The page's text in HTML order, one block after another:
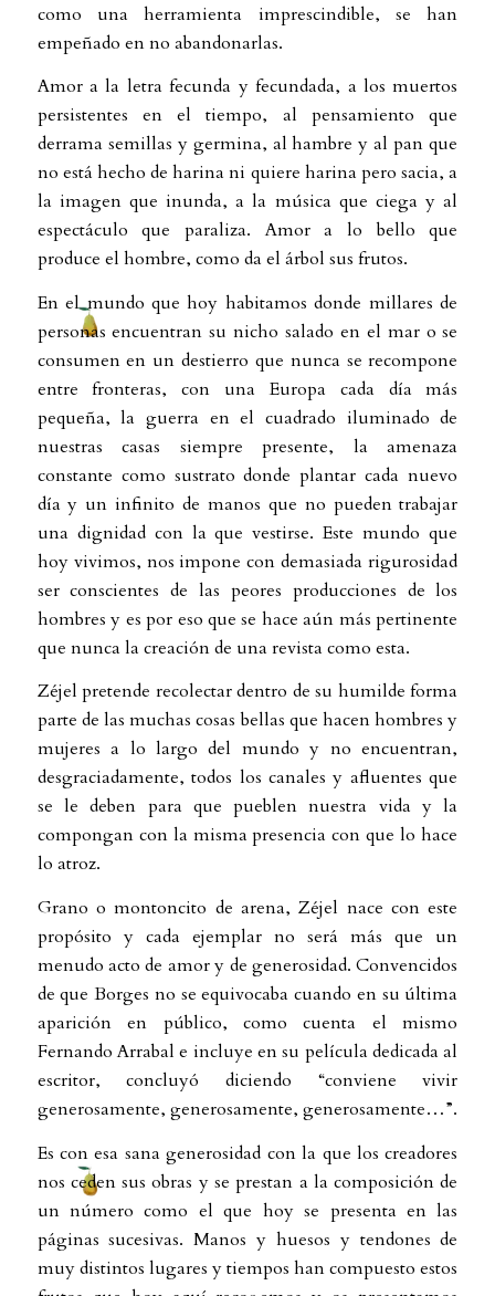
como una herramienta imprescindible, se han
empeñado en no abandonarlas.
Amor a la letra fecunda y fecundada, a los muertos
persistentes en el tiempo, al pensamiento que
derrama semillas y germina, al hambre y al pan que
no está hecho de harina ni quiere harina pero sacia, a
la imagen que inunda, a la música que ciega y al
espectáculo que paraliza. Amor a lo bello que
produce el hombre, como da el árbol sus frutos.
En el mundo que hoy habitamos donde millares de
personas encuentran su nicho salado en el mar o se
consumen en un destierro que nunca se recompone
entre fronteras, con una Europa cada día más
pequeña, la guerra en el cuadrado iluminado de
nuestras casas siempre presente, la amenaza
constante como sustrato donde plantar cada nuevo
día y un infinito de manos que no pueden trabajar
una dignidad con la que vestirse. Este mundo que
hoy vivimos, nos impone con demasiada rigurosidad
ser conscientes de las peores producciones de los
hombres y es por eso que se hace aún más pertinente
que nunca la creación de una revista como esta.
Zéjel pretende recolectar dentro de su humilde forma
parte de las muchas cosas bellas que hacen hombres y
mujeres a lo largo del mundo y no encuentran,
desgraciadamente, todos los canales y afluentes que
se le deben para que pueblen nuestra vida y la
compongan con la misma presencia con que lo hace
lo atroz.
Grano o montoncito de arena, Zéjel nace con este
propósito y cada ejemplar no será más que un
menudo acto de amor y de generosidad. Convencidos
de que Borges no se equivocaba cuando en su última
aparición en público, como cuenta el mismo
Fernando Arrabal e incluye en su película dedicada al
escritor, concluyó diciendo “conviene vivir
generosamente, generosamente, generosamente…”.
Es con esa sana generosidad con la que los creadores
nos ceden sus obras y se prestan a la composición de
un número como el que hoy se presenta en las
páginas sucesivas. Manos y huesos y tendones de
muy distintos lugares y tiempos han compuesto estos